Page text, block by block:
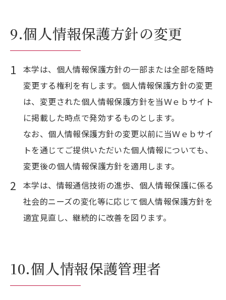
9.個人情報保護方針の変更
本学は、個人情報保護方針の一部または全部を随時
変更する権利を有します。個人情報保護方針の変更
は、変更された個人情報保護方針を当Ｗｅｂサイト
に掲載した時点で発効するものとします。
なお、個人情報保護方針の変更以前に当Ｗｅｂサイ
トを通じてご提供いただいた個人情報についても、
変更後の個人情報保護方針を適用します。
本学は、情報通信技術の進歩、個人情報保護に係る
社会的ニーズの変化等に応じて個人情報保護方針を
適宜見直し、継続的に改善を図ります。
10.個人情報保護管理者